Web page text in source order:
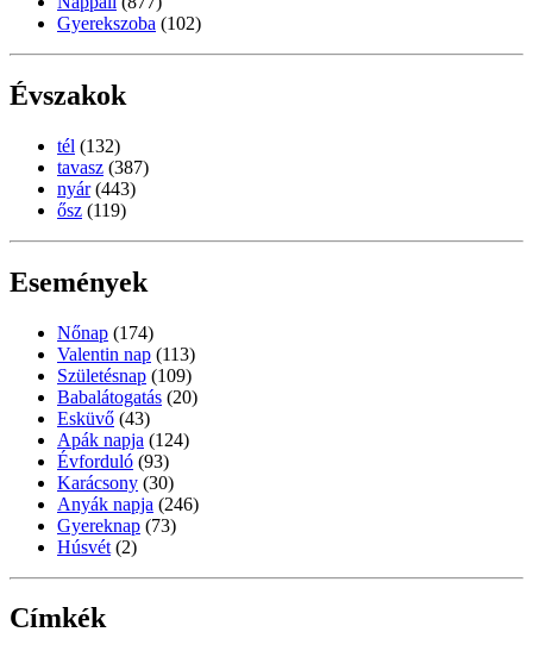
Gyerekszoba (102)
Évszakok
tél (132)
tavasz (387)
nyár (443)
ősz (119)
Események
Nőnap (174)
Valentin nap (113)
Születésnap (109)
Babalátogatás (20)
Esküvő (43)
Apák napja (124)
Évforduló (93)
Karácsony (30)
Anyák napja (246)
Gyereknap (73)
Húsvét (2)
Címkék